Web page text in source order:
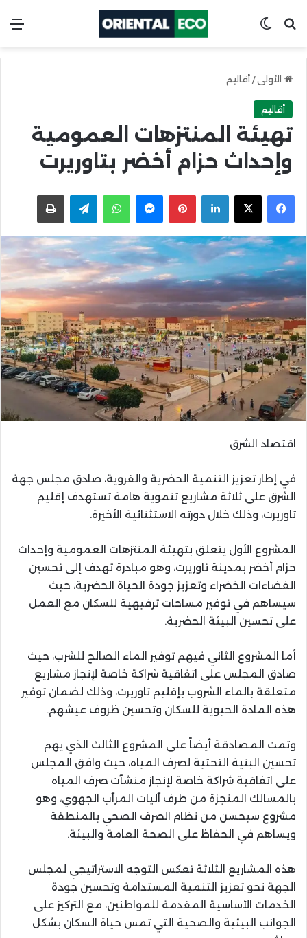
ابحث عنSwitch skin
الأولى / أقاليم
أقاليم
تهيئة المنتزهات العمومية
وإحداث حزام أخضر بتاوريرت
Facebook
X
LinkedIn
Pinterest
Messenger
WhatsApp
Telegramاطبعها
اقتصاد الشرق
في إطار تعزيز التنمية الحضرية والقروية، صادق مجلس جهة
الشرق على ثلاثة مشاريع تنموية هامة تستهدف إقليم
تاوريرت، وذلك خلال دورته الاستثنائية الأخيرة.
المشروع الأول يتعلق بتهيئة المنتزهات العمومية وإحداث
حزام أخضر بمدينة تاوريرت، وهو مبادرة تهدف إلى تحسين
الفضاءات الخضراء وتعزيز جودة الحياة الحضرية، حيث
سيساهم في توفير مساحات ترفيهية للسكان مع العمل
على تحسين البيئة الحضرية.
أما المشروع الثاني فيهم توفير الماء الصالح للشرب، حيث
صادق المجلس على اتفاقية شراكة خاصة لإنجاز مشاريع
متعلقة بالماء الشروب بإقليم تاوريرت، وذلك لضمان توفير
هذه المادة الحيوية للسكان وتحسين ظروف عيشهم.
وتمت المصادقة أيضاً على المشروع الثالث الذي يهم
تحسين البنية التحتية لصرف المياه، حيث وافق المجلس
على اتفاقية شراكة خاصة لإنجاز منشآت صرف المياه
بالمسالك المنجزة من طرف آليات المرآب الجهوي، وهو
مشروع سيحسن من نظام الصرف الصحي بالمنطقة
ويساهم في الحفاظ على الصحة العامة والبيئة.
هذه المشاريع الثلاثة تعكس التوجه الاستراتيجي لمجلس
الجهة نحو تعزيز التنمية المستدامة وتحسين جودة
الخدمات الأساسية المقدمة للمواطنين، مع التركيز على
الجوانب البيئية والصحية التي تمس حياة السكان بشكل